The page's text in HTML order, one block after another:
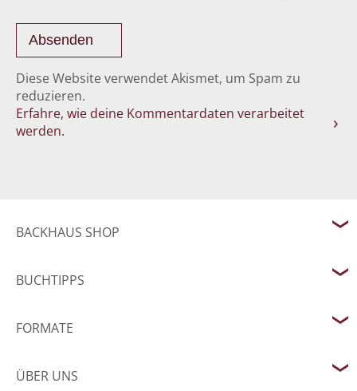
Diese Website verwendet Akismet, um Spam zu
reduzieren.
Erfahre, wie deine Kommentardaten verarbeitet
werden.
BACKHAUS SHOP
BUCHTIPPS
FORMATE
ÜBER UNS